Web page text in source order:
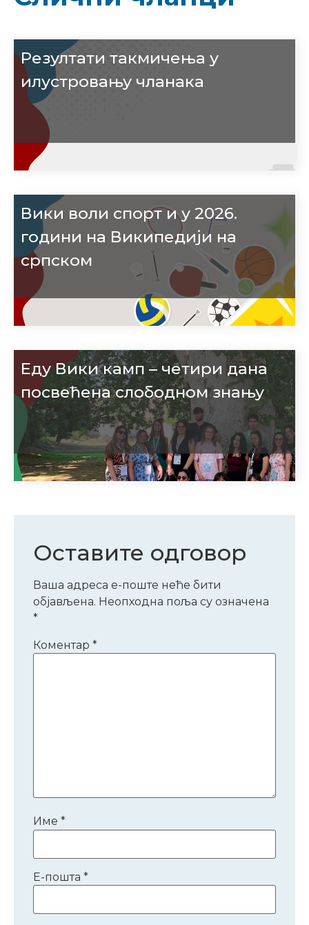
Резултати такмичења у
илустровању чланака
Вики воли спорт и у 2026.
години на Википедији на
српском
Еду Вики камп – четири дана
посвећена слободном знању
Оставите одговор
Ваша адреса е-поште неће бити
објављена. Неопходна поља су означена
*
Коментар *
Име *
Е-пошта *